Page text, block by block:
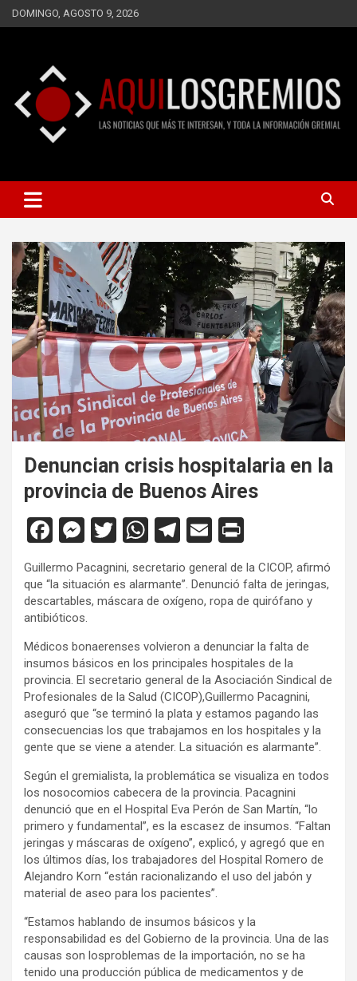
Saltar
al
DOMINGO, AGOSTO 9, 2026
AQUÍ LOS GREMIOS
INFORMACIÓN GREMIAL
Denuncian crisis hospitalaria en la
provincia de Buenos Aires
F
ce
b
o
o
k
M
se
n
g
er
T
wi
tt
er
W
at
s
p
p
T
e
gr
m
E
m
ail
in
tF
ri
n
dl
y
Guillermo Pacagnini, secretario general de la CICOP, afirmó
que “la situación es alarmante”. Denunció falta de jeringas,
descartables, máscara de oxígeno, ropa de quirófano y
antibióticos.
Médicos bonaerenses volvieron a denunciar la falta de
insumos básicos en los principales hospitales de la
provincia. El secretario general de la Asociación Sindical de
Profesionales de la Salud (CICOP),Guillermo Pacagnini,
aseguró que “se terminó la plata y estamos pagando las
consecuencias los que trabajamos en los hospitales y la
gente que se viene a atender. La situación es alarmante”.
Según el gremialista, la problemática se visualiza en todos
los nosocomios cabecera de la provincia. Pacagnini
denunció que en el Hospital Eva Perón de San Martín, “lo
primero y fundamental”, es la escasez de insumos. “Faltan
jeringas y máscaras de oxígeno”, explicó, y agregó que en
los últimos días, los trabajadores del Hospital Romero de
Alejandro Korn “están racionalizando el uso del jabón y
material de aseo para los pacientes”.
“Estamos hablando de insumos básicos y la
responsabilidad es del Gobierno de la provincia. Una de las
causas son losproblemas de la importación, no se ha
tenido una producción pública de medicamentos y de